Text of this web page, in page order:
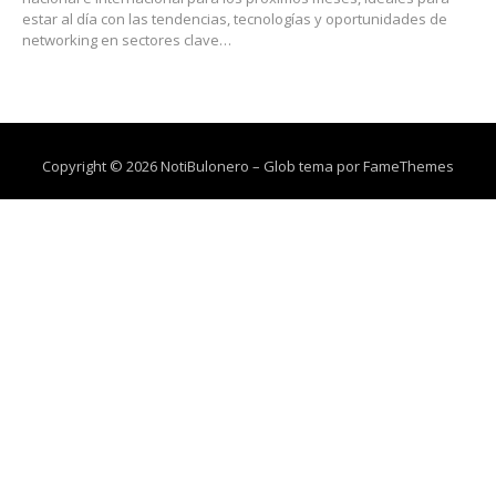
estar al día con las tendencias, tecnologías y oportunidades de
networking en sectores clave…
Copyright © 2026 NotiBulonero – Glob tema porFameThemes